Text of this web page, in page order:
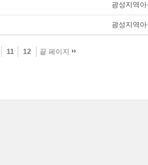
광성지역아
광성지역아
11 12 끝 페이지